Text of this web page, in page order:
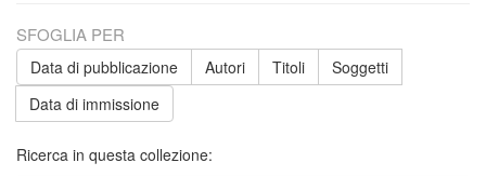
SFOGLIA PER
Data di pubblicazione Autori Titoli
Soggetti
Data di immissione
Ricerca in questa collezione: